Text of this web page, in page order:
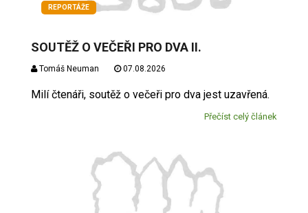
REPORTÁŽE
SOUTĚŽ O VEČEŘI PRO DVA II.
Tomáš Neuman 07.08.2026
Milí čtenáři, soutěž o večeři pro dva jest uzavřená.
Přečíst celý článek